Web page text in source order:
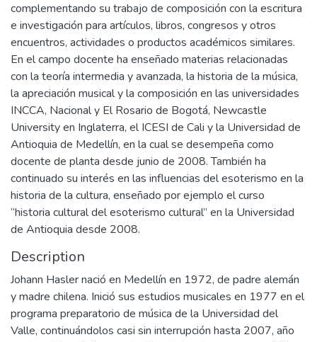
complementando su trabajo de composición con la escritura
e investigación para artículos, libros, congresos y otros
encuentros, actividades o productos académicos similares.
En el campo docente ha enseñado materias relacionadas
con la teoría intermedia y avanzada, la historia de la música,
la apreciación musical y la composición en las universidades
INCCA, Nacional y El Rosario de Bogotá, Newcastle
University en Inglaterra, el ICESI de Cali y la Universidad de
Antioquia de Medellín, en la cual se desempeña como
docente de planta desde junio de 2008. También ha
continuado su interés en las influencias del esoterismo en la
historia de la cultura, enseñado por ejemplo el curso
“historia cultural del esoterismo cultural” en la Universidad
de Antioquia desde 2008.
Description
Johann Hasler nació en Medellín en 1972, de padre alemán
y madre chilena. Inició sus estudios musicales en 1977 en el
programa preparatorio de música de la Universidad del
Valle, continuándolos casi sin interrupción hasta 2007, año